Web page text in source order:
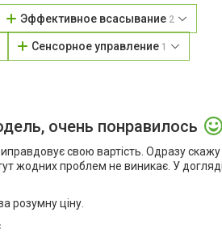
Эффективное всасывание 2
Сенсорное управление 1
очень понравилось
свою вартість. Одразу
жодних проблем не виникає. У
розумну ціну.